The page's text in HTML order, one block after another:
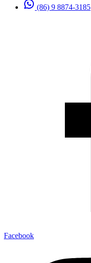
(86) 9 8874-3185
Facebook